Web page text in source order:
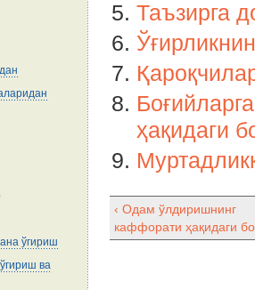
ўгириш
ва
Таъзирга
ҳақидаги
‹ Одам ўлдиришнинг
каффорати ҳақидаги